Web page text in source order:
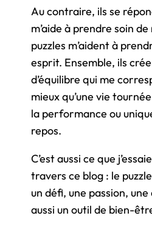
Au contraire, ils se
m’aide à prendre soin
puzzles m’aident à
esprit. Ensemble, ils
d’équilibre qui me
mieux qu’une vie
la performance ou
repos.
C’est aussi ce que
travers ce blog : le
un défi, une passion,
aussi un outil de bien-